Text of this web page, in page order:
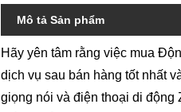
Mô tả Sản phẩm
Hãy yên tâm rằng việc mua
dịch vụ sau bán hàng tốt nhất
giọng nói và điện thoại di